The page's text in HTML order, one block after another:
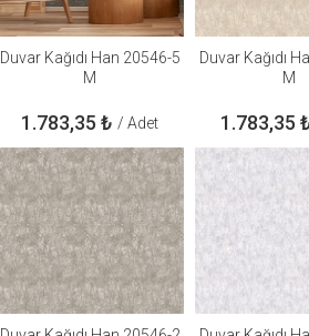
Duvar Kağıdı Han 20546-5
M
1.783,35 ₺ / Adet
Duvar Kağıdı
M
1.783,35